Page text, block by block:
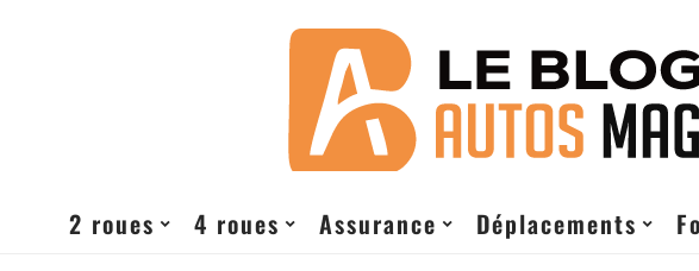
2 roues 4 roues Assurance Déplacements